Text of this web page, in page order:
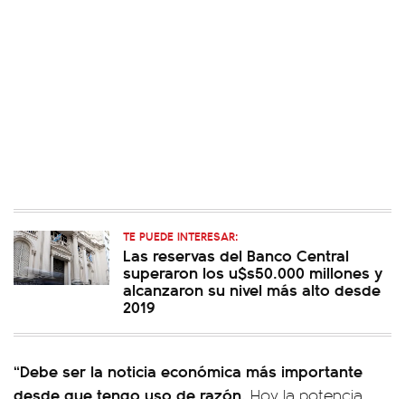
TE PUEDE INTERESAR:
Las reservas del Banco Central
superaron los u$s50.000 millones y
alcanzaron su nivel más alto desde
2019
“Debe ser la noticia económica más importante
desde que tengo uso de razón. Hoy la potencia